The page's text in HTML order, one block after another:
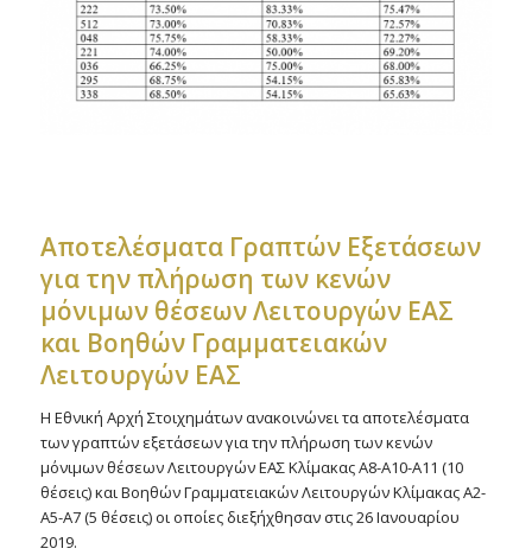
Αποτελέσματα Γραπτών Εξετάσεων
για την πλήρωση των κενών
μόνιμων θέσεων Λειτουργών ΕΑΣ
και Βοηθών Γραμματειακών
Λειτουργών ΕΑΣ
Η Εθνική Αρχή Στοιχημάτων ανακοινώνει τα αποτελέσματα
των γραπτών εξετάσεων για την πλήρωση των κενών
μόνιμων θέσεων Λειτουργών ΕΑΣ Κλίμακας Α8-A10-A11 (10
θέσεις) και Βοηθών Γραμματειακών Λειτουργών Κλίμακας Α2-
A5-A7 (5 θέσεις) οι οποίες διεξήχθησαν στις 26 Ιανουαρίου
2019.